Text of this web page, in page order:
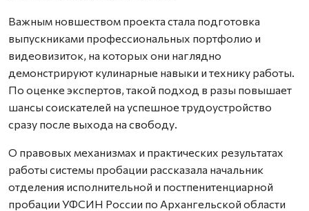
Важным новшеством проекта стала подготовка
выпускниками профессиональных портфолио и
видеовизиток, на которых они наглядно
демонстрируют кулинарные навыки и технику работы.
По оценке экспертов, такой подход в разы повышает
шансы соискателей на успешное трудоустройство
сразу после выхода на свободу.
О правовых механизмах и практических результатах
работы системы пробации рассказала начальник
отделения исполнительной и постпенитенциарной
пробации УФСИН России по Архангельской области